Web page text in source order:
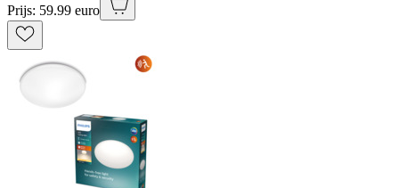
Prijs: 59.99 euro